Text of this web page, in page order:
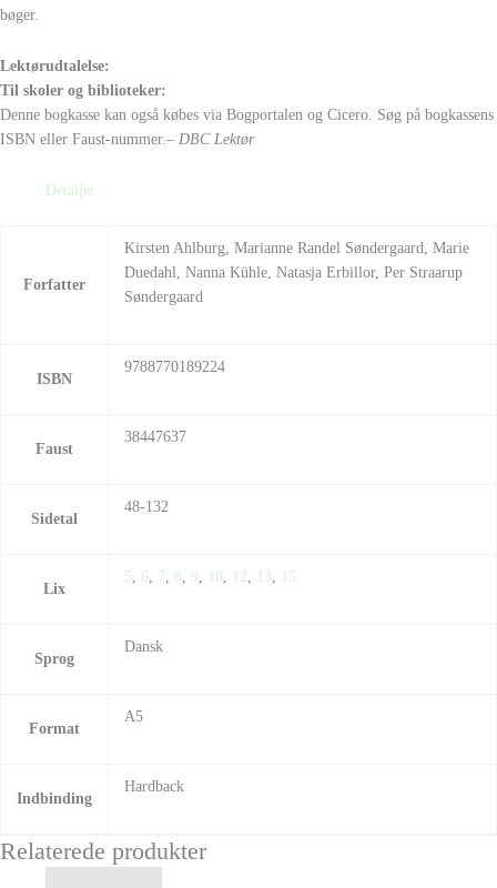
bøger.
Lektørudtalelse:
Til skoler og biblioteker:
Denne bogkasse kan også købes via Bogportalen og Cicero. Søg på bogkassens
ISBN eller Faust-nummer. – DBC Lektør
Detaljer
Forfatter
Kirsten Ahlburg, Marianne Randel Søndergaard, Marie
Duedahl, Nanna Kühle, Natasja Erbillor, Per Straarup
Søndergaard
ISBN
9788770189224
Faust
38447637
Sidetal
48-132
Lix
5, 6, 7, 8, 9, 10, 12, 13, 15
Sprog
Dansk
Format
A5
Indbinding
Hardback
Relaterede produkter